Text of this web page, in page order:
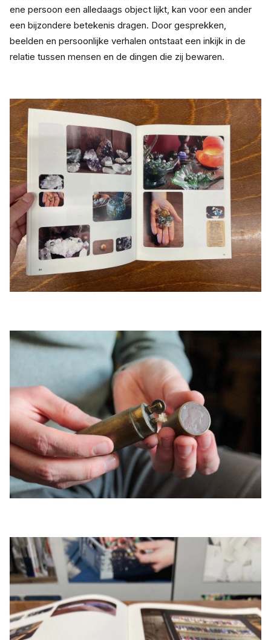
ene persoon een alledaags object lijkt, kan voor een ander
een bijzondere betekenis dragen. Door gesprekken,
beelden en persoonlijke verhalen ontstaat een inkijk in de
relatie tussen mensen en de dingen die zij bewaren.